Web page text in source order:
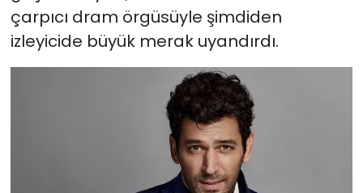
çarpıcı dram örgüsüyle şimdiden
izleyicide büyük merak uyandırdı.